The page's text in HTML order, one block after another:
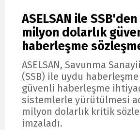
ASELSAN ile
milyon dolarlık
haberleşme
ASELSAN, Savunma
(SSB) ile uydu
güvenli haberleşme
sistemlerle yürütülmesi
milyon dolarlık kritik
imzaladı.